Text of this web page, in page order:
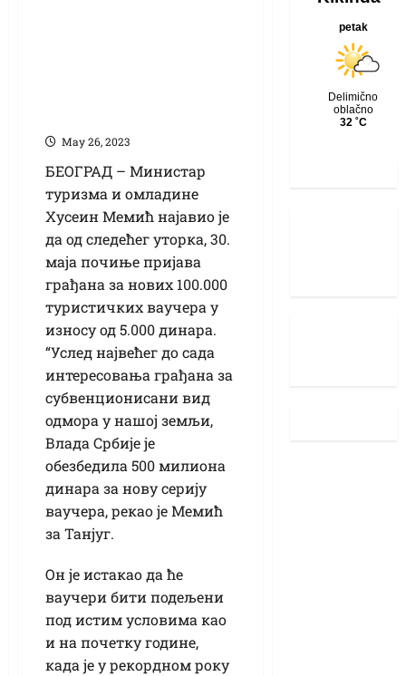
Маy 26, 2023
БЕОГРАД – Министар
туризма и омладине
Хусеин Мемић најавио је
да од следећег уторка, 30.
маја почиње пријава
грађана за нових 100.000
туристичких ваучера у
износу од 5.000 динара.
“Услед највећег до сада
интересовања грађана за
субвенционисани вид
одмора у нашој земљи,
Влада Србије је
обезбедила 500 милиона
динара за нову серију
ваучера, рекао је Мемић
за Танјуг.
Он је истакао да ће
ваучери бити подељени
под истим условима као
и на почетку године,
када је у рекордном року